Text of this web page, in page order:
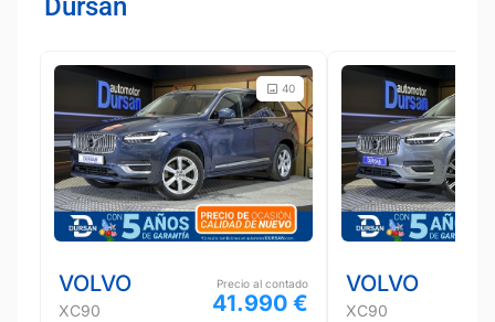
Dursan
40
VOLVO
XC90
Precio al contado
41.990 €
VOLVO
XC90